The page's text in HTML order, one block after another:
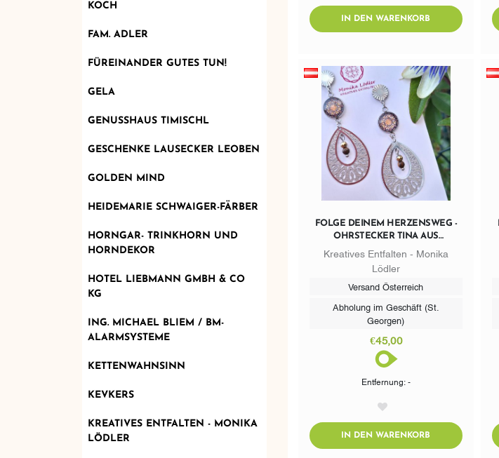
KOCH
FAM. ADLER
FÜREINANDER GUTES TUN!
GELA
GENUSSHAUS TIMISCHL
GESCHENKE LAUSECKER LEOBEN
GOLDEN MIND
HEIDEMARIE SCHWAIGER-FÄRBER
HORNGAR- TRINKHORN UND
HORNDEKOR
HOTEL LIEBMANN GMBH & CO
KG
ING. MICHAEL BLIEM / BM-
ALARMSYSTEME
KETTENWAHNSINN
KEVKERS
KREATIVES ENTFALTEN - MONIKA
LÖDLER
IN DEN WARENKORB ADDTOCART
FOLGE DEINEM HERZENSWEG -
OHRSTECKER TINA AUS
EDELSTAHL MIT PERLEN
Kreatives Entfalten - Monika
Lödler
Versand Österreich
Abholung im Geschäft (St.
Georgen)
€45,00
Entfernung: -
IN DEN WARENKORB ADDTOCART